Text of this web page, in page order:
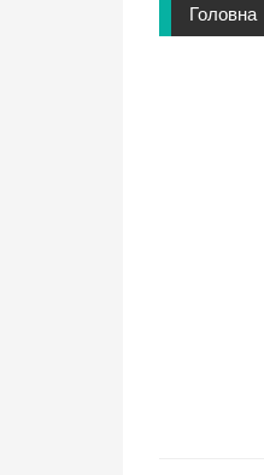
Головна